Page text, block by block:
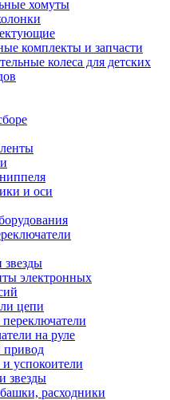
хомуты
комплекты и запчасти
колеса для детских
и оси
звезды
электронных
цепи
на руле
привод
успокоители
звезды
расходники